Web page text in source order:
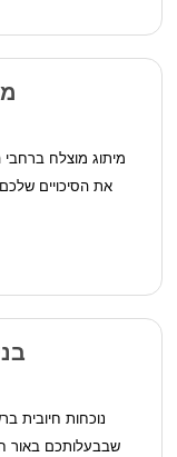
מיתוג מוצלח ברחבי
את הסיכויים
נוכחות חיובית
שבבעלותכם באור